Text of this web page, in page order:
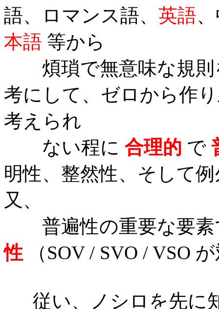
語、ロマンス語、 英語
本語 等から
煩瑣で無意味な規則
考にして、ゼロから作
考えられ
ない程に 合理的 で
明性、整然性、そして
又、
普遍性の重要な要素
性 （SOV / SVO / VSO
従い、ノシロを先に